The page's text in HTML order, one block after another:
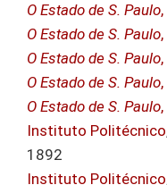
O Estado de S. Paulo
O Estado de S. Paulo
O Estado de S. Paulo
O Estado de S. Paulo
O Estado de S. Paulo
Instituto Politécnico
1892
Instituto Politécnico